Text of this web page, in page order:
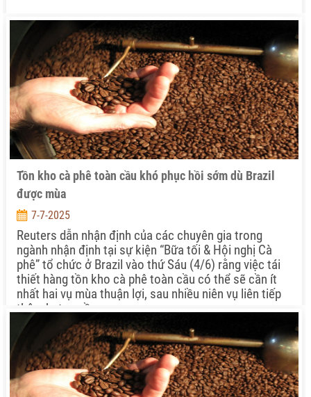
Tồn kho cà phê toàn cầu khó phục hồi sớm dù Brazil
được mùa
7-7-2025
Reuters dẫn nhận định của các chuyên gia trong
ngành nhận định tại sự kiện “Bữa tối & Hội nghị Cà
phê” tổ chức ở Brazil vào thứ Sáu (4/6) rằng việc tái
thiết hàng tồn kho cà phê toàn cầu có thể sẽ cần ít
nhất hai vụ mùa thuận lợi, sau nhiều niên vụ liên tiếp
thâm hụt nguồn cung,